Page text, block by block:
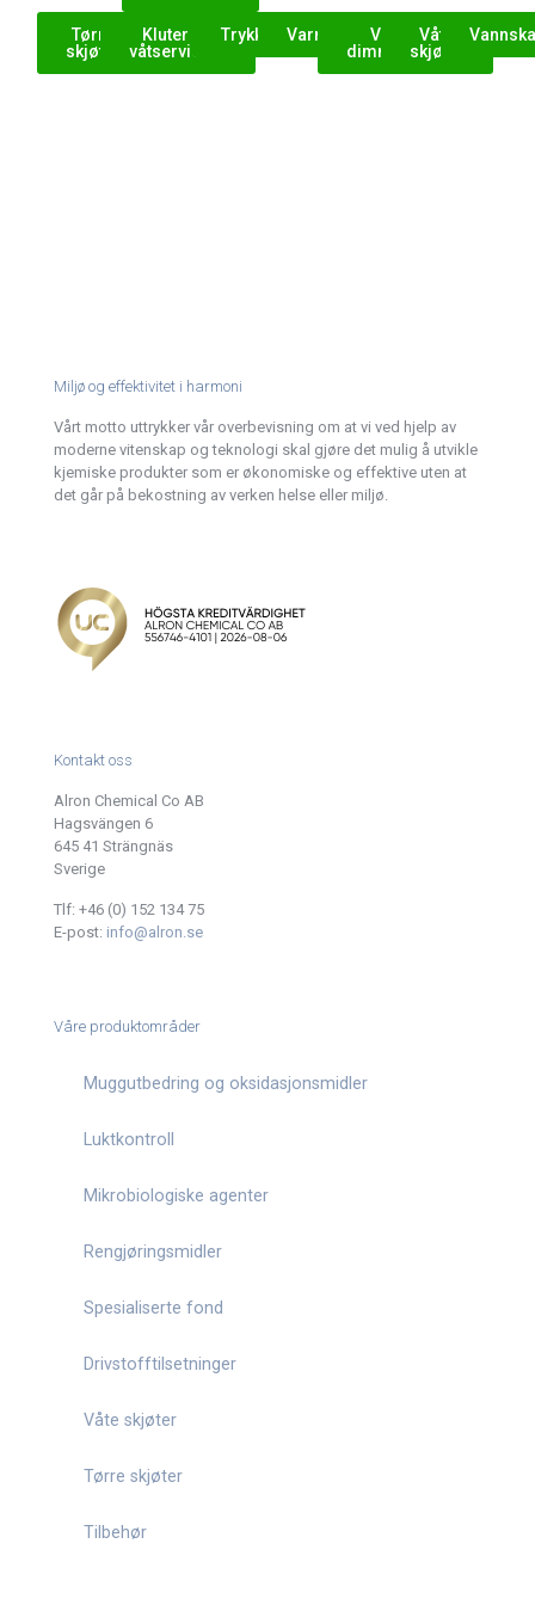
Tørre
skjøter
Kluter og
våtservietter
TrykksprøyterVarmevifterVåt
dimming
Våte
skjøter
Miljø og effektivitet i harmoni
Vårt motto uttrykker vår overbevisning om at vi ved hjelp av
moderne vitenskap og teknologi skal gjøre det mulig å utvikle
kjemiske produkter som er økonomiske og effektive uten at
det går på bekostning av verken helse eller miljø.
Kontakt oss
Alron Chemical Co AB
Hagsvängen 6
645 41 Strängnäs
Sverige
Tlf: +46 (0) 152 134 75
E-post: info@alron.se
Våre produktområder
Muggutbedring og oksidasjonsmidler
Luktkontroll
Mikrobiologiske agenter
Rengjøringsmidler
Spesialiserte fond
Drivstofftilsetninger
Våte skjøter
Tørre skjøter
Tilbehør